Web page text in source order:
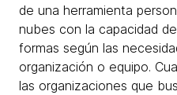
de una herramienta
nubes con la capacidad
formas según las
organización o equipo.
las organizaciones que